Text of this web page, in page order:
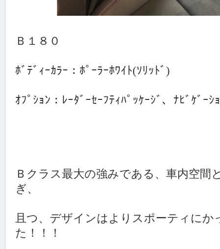
Ｂ１８０
ﾎﾞﾃﾞｨｰｶﾗｰ：ﾎﾟｰﾗｰﾎﾜｲﾄ(ｿﾘｯﾄﾞ)
ｵﾌﾟｼｮﾝ：ﾚｰﾀﾞｰｾｰﾌﾃｨﾊﾟｯｹｰｼﾞ、ﾅﾋﾞｹﾞｰ
Ｂクラス最大の強みである、車内空間
ぎ、
且つ、デザインはよりスポーティに
た！！！